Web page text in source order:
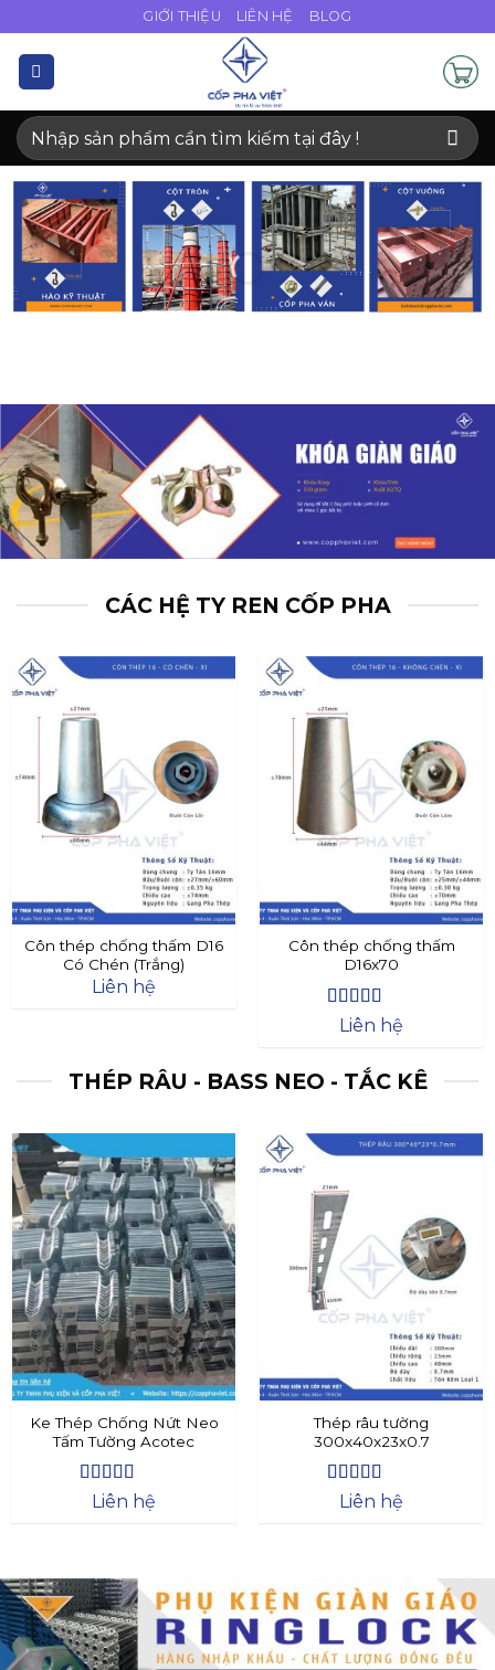
dung
GIỚI THIỆU LIÊN HỆ BLOG
Tìm
kiếm:
CÁC HỆ TY REN CỐP PHA
Côn thép chống thấm D16
Có Chén (Trắng)
Liên hệ
Côn thép chống thấm
D16x70
Được xếp
5
Liên hệ
THÉP RÂU - BASS NEO - TẮC KÊ
Ke Thép Chống Nứt Neo
Tấm Tường Acotec
Được xếp
Liên hệ
Thép râu tường
300x40x23x0.7
Được xếp
Liên hệ